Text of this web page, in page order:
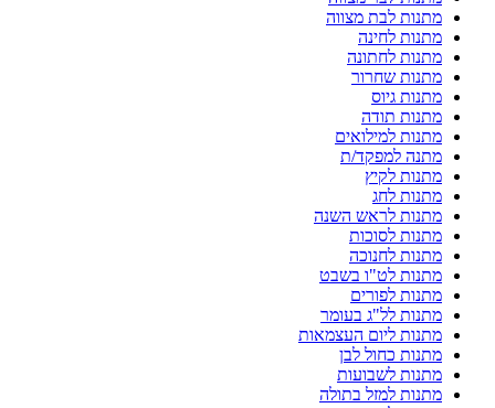
מתנות לבת מצווה
מתנות לחינה
מתנות לחתונה
מתנות שחרור
מתנות גיוס
מתנות תודה
מתנות למילואים
מתנה למפקד/ת
מתנות לקיץ
מתנות לחג
מתנות לראש השנה
מתנות לסוכות
מתנות לחנוכה
מתנות לט"ו בשבט
מתנות לפורים
מתנות לל"ג בעומר
מתנות ליום העצמאות
מתנות כחול לבן
מתנות לשבועות
מתנות למזל בתולה